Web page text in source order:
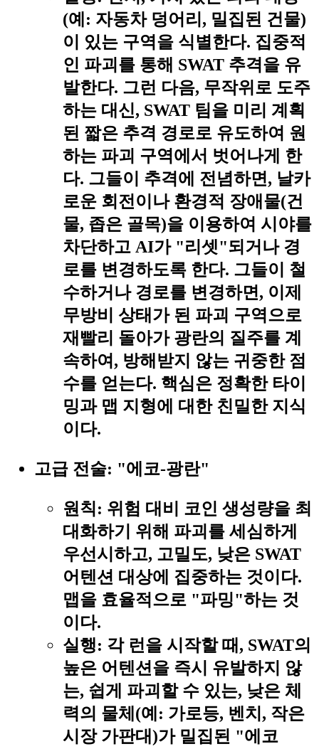
(예: 자동차 덩어리, 밀집된 건물)
이 있는 구역을 식별한다. 집중적
인 파괴를 통해 SWAT 추격을 유
발한다. 그런 다음, 무작위로 도주
하는 대신, SWAT 팀을 미리 계획
된 짧은 추격 경로로 유도하여 원
하는 파괴 구역에서 벗어나게 한
다. 그들이 추격에 전념하면, 날카
로운 회전이나 환경적 장애물(건
물, 좁은 골목)을 이용하여 시야를
차단하고 AI가 "리셋"되거나 경
로를 변경하도록 한다. 그들이 철
수하거나 경로를 변경하면, 이제
무방비 상태가 된 파괴 구역으로
재빨리 돌아가 광란의 질주를 계
속하여, 방해받지 않는 귀중한 점
수를 얻는다. 핵심은 정확한 타이
밍과 맵 지형에 대한 친밀한 지식
이다.
고급 전술: "에코-광란"
원칙: 위험 대비 코인 생성량을 최
대화하기 위해 파괴를 세심하게
우선시하고, 고밀도, 낮은 SWAT
어텐션 대상에 집중하는 것이다.
맵을 효율적으로 "파밍"하는 것
이다.
실행: 각 런을 시작할 때, SWAT의
높은 어텐션을 즉시 유발하지 않
는, 쉽게 파괴할 수 있는, 낮은 체
력의 물체(예: 가로등, 벤치, 작은
시장 가판대)가 밀집된 "에코